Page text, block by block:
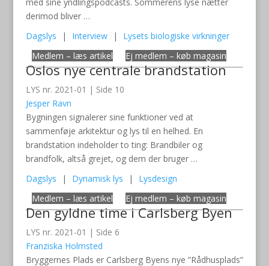
derimod bliver …
Dagslys
| Interview |
Lysets biologiske virkninger
Medlem – læs artikel
Ej medlem – køb magasin
Oslos nye centrale brandstation
LYS nr. 2021-01 | Side 10
Jesper Ravn
Bygningen signalerer sine funktioner ved at
sammenføje arkitektur og lys til en helhed. En
brandstation indeholder to ting: Brandbiler og
brandfolk, altså grejet, og dem der bruger …
Dagslys
| Dynamisk lys |
Lysdesign
Medlem – læs artikel
Ej medlem – køb magasin
Den gyldne time i Carlsberg Byen
LYS nr. 2021-01 | Side 6
Franziska Holmsted
Bryggernes Plads er Carlsberg Byens nye ”Rådhusplads”